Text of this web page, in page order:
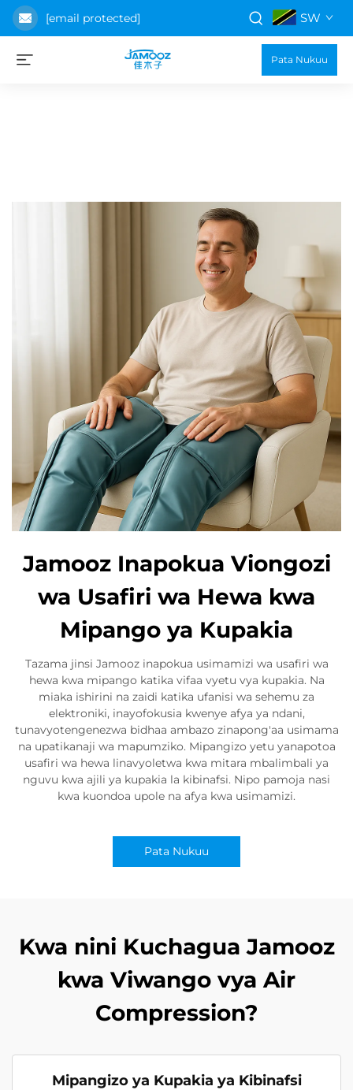
[email protected] SW
Pata Nukuu
Jamooz Inapokua Viongozi
wa Usafiri wa Hewa kwa
Mipango ya Kupakia
Tazama jinsi Jamooz inapokua usimamizi wa usafiri wa
hewa kwa mipango katika vifaa vyetu vya kupakia. Na
miaka ishirini na zaidi katika ufanisi wa sehemu za
elektroniki, inayofokusia kwenye afya ya ndani,
tunavyotengenezwa bidhaa ambazo zinapong'aa usimama
na upatikanaji wa mapumziko. Mipangizo yetu yanapotoa
usafiri wa hewa linavyoletwa kwa mitara mbalimbali ya
nguvu kwa ajili ya kupakia la kibinafsi. Nipo pamoja nasi
kwa kuondoa upole na afya kwa usimamizi.
Pata Nukuu
Kwa nini Kuchagua Jamooz
kwa Viwango vya Air
Compression?
Mipangizo ya Kupakia ya Kibinafsi